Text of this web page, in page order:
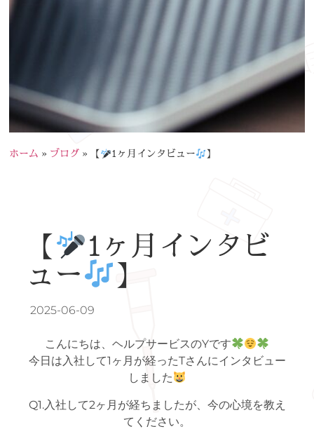
ホーム » ブログ » 【 1ヶ月インタビュー 】
【 1ヶ月インタビ
ュー 】
2025-06-09
こんにちは、ヘルプサービスのYです
今日は入社して1ヶ月が経ったTさんにインタビュー
しました
Q1.入社して2ヶ月が経ちましたが、今の心境を教え
てください。